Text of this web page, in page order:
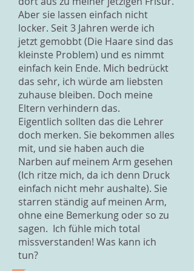
Aber sie lassen einfach nicht
locker. Seit 3 Jahren werde ich
jetzt gemobbt (Die Haare sind das
kleinste Problem) und es nimmt
einfach kein Ende. Mich bedrückt
das sehr, ich würde am liebsten
zuhause bleiben. Doch meine
Eltern verhindern das.
Eigentlich sollten das die Lehrer
doch merken. Sie bekommen alles
mit, und sie haben auch die
Narben auf meinem Arm gesehen
(Ich ritze mich, da ich denn Druck
einfach nicht mehr aushalte). Sie
starren ständig auf meinen Arm,
ohne eine Bemerkung oder so zu
sagen. Ich fühle mich total
missverstanden! Was kann ich
tun?